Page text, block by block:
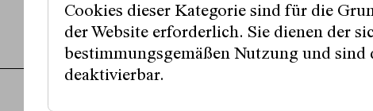
(äh,
Cookies dieser Kategorie sind für die
der Website erforderlich. Sie dienen der
bestimmungsgemäßen Nutzung und sind
deaktivierbar.